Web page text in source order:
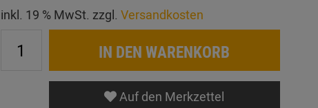
inkl. 19 % MwSt. zzgl. Versandkosten
IN DEN WARENKORB
Auf den Merkzettel